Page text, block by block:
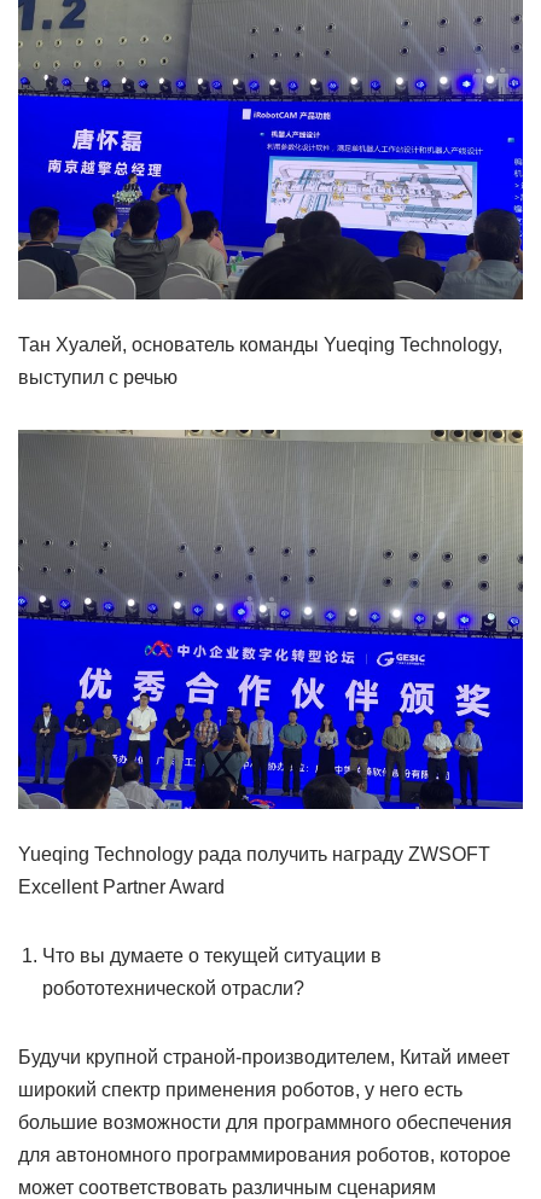
Тан Хуалей, основатель команды Yueqing Technology,
выступил с речью
Yueqing Technology рада получить награду ZWSOFT
Excellent Partner Award
Что вы думаете о текущей ситуации в
робототехнической отрасли?
Будучи крупной страной-производителем, Китай имеет
широкий спектр применения роботов, у него есть
большие возможности для программного обеспечения
для автономного программирования роботов, которое
может соответствовать различным сценариям